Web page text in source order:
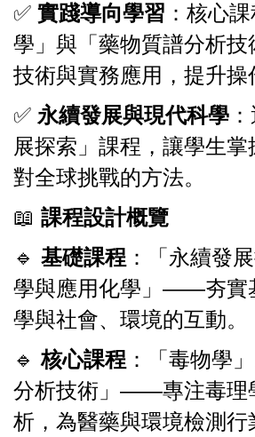
✅ 實踐導向學習 ：核心
學」與「藥物質譜分析技
技術與實務應用，提升操
✅ 永續發展與現代科學
展探索」課程，讓學生
對全球挑戰的方法。
📖 課程設計概覽
🔹 基礎課程 ：「永續發
學與應用化學」——夯實
學與社會、環境的互動。
🔹核心課程 ：「毒物學
分析技術」——專注毒理
析，為醫藥與環境檢測行